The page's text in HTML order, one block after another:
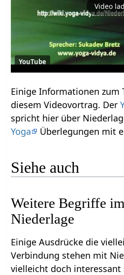
Video
YouTube
Einige Informationen zum
diesem Videovortrag. Der
Yoga
Überlegungen mit
Siehe auch
Weitere Begriffe
Einige Ausdrücke die
Verbindung stehen mit
vielleicht doch interessant